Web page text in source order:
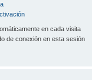
en cada visita
de conexión en esta sesión